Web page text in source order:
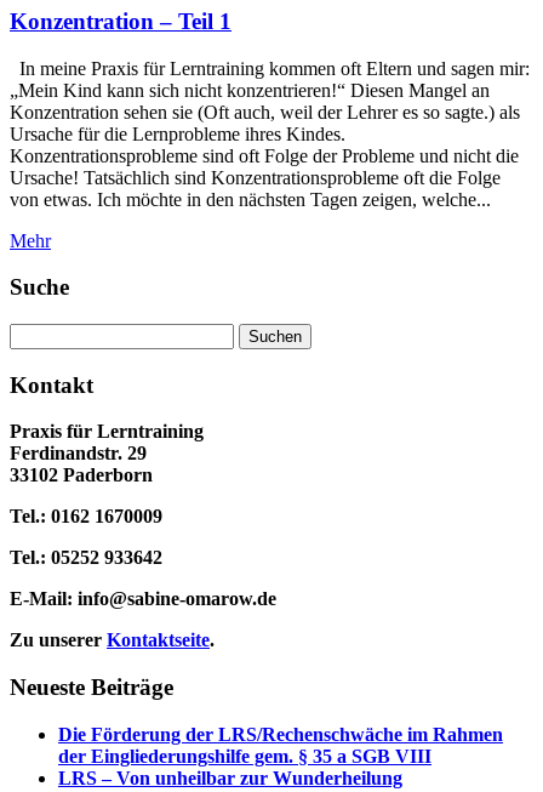
Konzentration – Teil 1
In meine Praxis für Lerntraining kommen oft Eltern und sagen mir:
„Mein Kind kann sich nicht konzentrieren!“ Diesen Mangel an
Konzentration sehen sie (Oft auch, weil der Lehrer es so sagte.) als
Ursache für die Lernprobleme ihres Kindes.
Konzentrationsprobleme sind oft Folge der Probleme und nicht die
Ursache! Tatsächlich sind Konzentrationsprobleme oft die Folge
von etwas. Ich möchte in den nächsten Tagen zeigen, welche...
Mehr
Suche
nach:
Kontakt
Praxis für Lerntraining
Ferdinandstr. 29
33102 Paderborn
Tel.: 0162 1670009
Tel.: 05252 933642
E-Mail: info@sabine-omarow.de
Zu unserer Kontaktseite.
Neueste Beiträge
Die Förderung der LRS/Rechenschwäche im Rahmen
der Eingliederungshilfe gem. § 35 a SGB VIII
LRS – Von unheilbar zur Wunderheilung